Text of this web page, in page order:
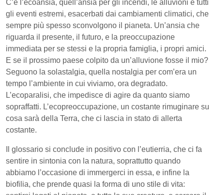
C’è l’ecoansia, quell’ansia per gli incendi, le alluvioni e tutti
gli eventi estremi, esacerbati dai cambiamenti climatici, che
sempre più spesso sconvolgono il pianeta. Un’ansia che
riguarda il presente, il futuro, e la preoccupazione
immediata per se stessi e la propria famiglia, i propri amici.
E se il prossimo paese colpito da un’alluvione fosse il mio?
Seguono la solastalgia, quella nostalgia per com’era un
tempo l’ambiente in cui viviamo, ora degradato.
L’ecoparalisi, che impedisce di agire da quanto siamo
sopraffatti. L’ecopreoccupazione, un costante rimuginare su
cosa sarà della Terra, che ci lascia in stato di allerta
costante.
Il glossario si conclude in positivo con l’eutierria, che ci fa
sentire in sintonia con la natura, soprattutto quando
abbiamo l’occasione di immergerci in essa, e infine la
biofilia, che prende quasi la forma di uno stile di vita: